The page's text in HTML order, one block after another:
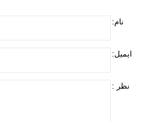
نام:
ایمیل:
نظر :